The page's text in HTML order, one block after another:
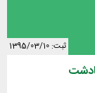
ثبت: 1395/03/10